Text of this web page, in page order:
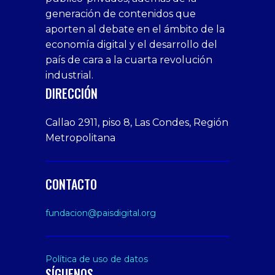
veren
siteler
1xbet
deneme
bonusu
veren
1xbet
giriş
tarafbet
giriş
bonusu
veren
siteler
webcam
Cumshots
Tits
Free
Amateur
Porn
Xxx
Indian
Big
Butt
sex
From
Step
siteler
generación de contenidos que
aporten al debate en el ámbito de la
economía digital y el desarrollo del
país de cara a la cuarta revolución
industrial.
DIRECCIÓN
Callao 2911, piso 8, Las Condes, Región
Metropolitana
CONTACTO
fundacion@paisdigital.org
Política de uso de datos